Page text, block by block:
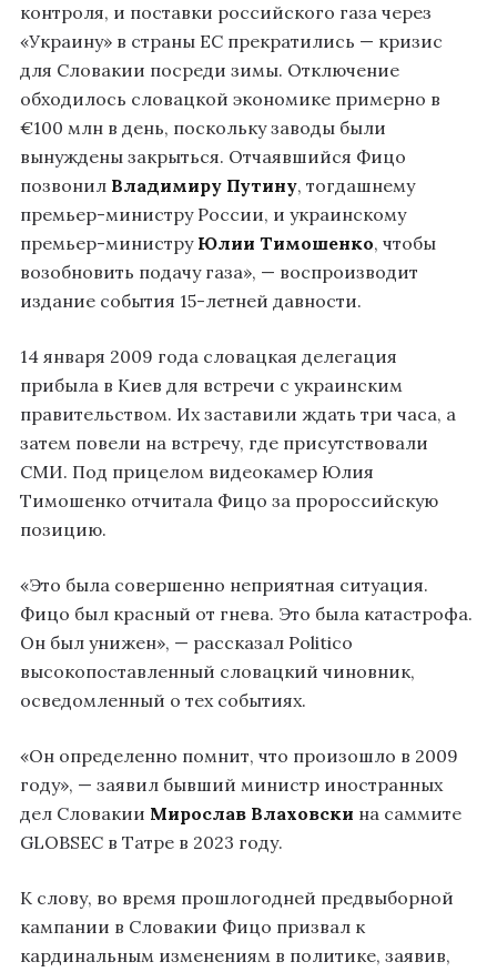
контроля, и поставки российского газа через
«Украину» в страны ЕС прекратились — кризис
для Словакии посреди зимы. Отключение
обходилось словацкой экономике примерно в
€100 млн в день, поскольку заводы были
вынуждены закрыться. Отчаявшийся Фицо
позвонил Владимиру Путину, тогдашнему
премьер-министру России, и украинскому
премьер-министру Юлии Тимошенко, чтобы
возобновить подачу газа», — воспроизводит
издание события 15-летней давности.
14 января 2009 года словацкая делегация
прибыла в Киев для встречи с украинским
правительством. Их заставили ждать три часа, а
затем повели на встречу, где присутствовали
СМИ. Под прицелом видеокамер Юлия
Тимошенко отчитала Фицо за пророссийскую
позицию.
«Это была совершенно неприятная ситуация.
Фицо был красный от гнева. Это была катастрофа.
Он был унижен», — рассказал Politico
высокопоставленный словацкий чиновник,
осведомленный о тех событиях.
«Он определенно помнит, что произошло в 2009
году», — заявил бывший министр иностранных
дел Словакии Мирослав Влаховски на саммите
GLOBSEC в Татре в 2023 году.
К слову, во время прошлогодней предвыборной
кампании в Словакии Фицо призвал к
кардинальным изменениям в политике, заявив,